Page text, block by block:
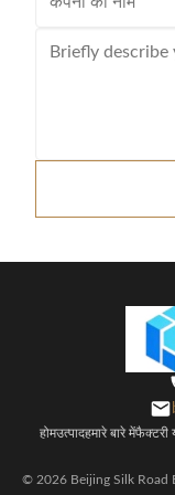
होमउत्पादहमारे बारे मेंफैक्टरी
© 2026 Beijing Silk Road